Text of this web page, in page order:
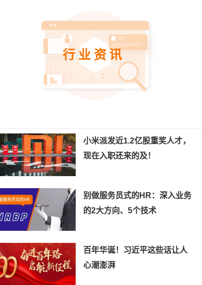
行业资讯
小米派发近1.2亿股重奖人才，
现在入职还来的及！
别做服务员式的HR：深入业务
的2大方向、5个技术
百年华诞！习近平这些话让人
心潮澎湃